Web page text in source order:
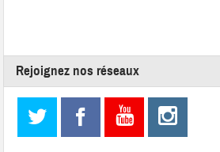
Rejoignez nos réseaux